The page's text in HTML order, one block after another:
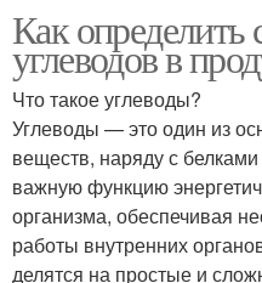
Как определить
углеводов в
Что такое углеводы?
Углеводы — это один из
веществ, наряду с
важную функцию
организма, обеспечивая
работы внутренних
делятся на простые и